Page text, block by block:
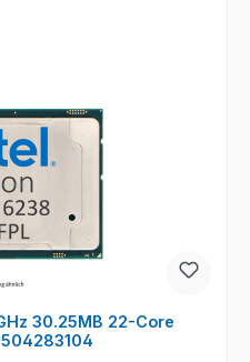
30.25MB 22-Core